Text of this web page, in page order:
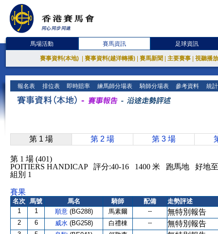
馬場活動 賽馬資訊 足球資訊
賽事資料(本地) 賽事資料(越洋轉播) 賽馬新聞 主要賽事 視聽播
報名表 排位表 即時賠率 練馬師分場表 騎師分場表 參考資料 統
第 1 場 第 2 場 第 3 場
第 1 場 (401)
POITIERS HANDICAP 評分:40-16 1400 米 跑馬地 好地
組別 1
賽果
名次 馬號 馬名 騎師 配備
走勢評述
1
1 順意 (BG288) 馬素爾 -- 無特別報告
2 6 威水 (BG258) 白禮棟 -- 無特別報告